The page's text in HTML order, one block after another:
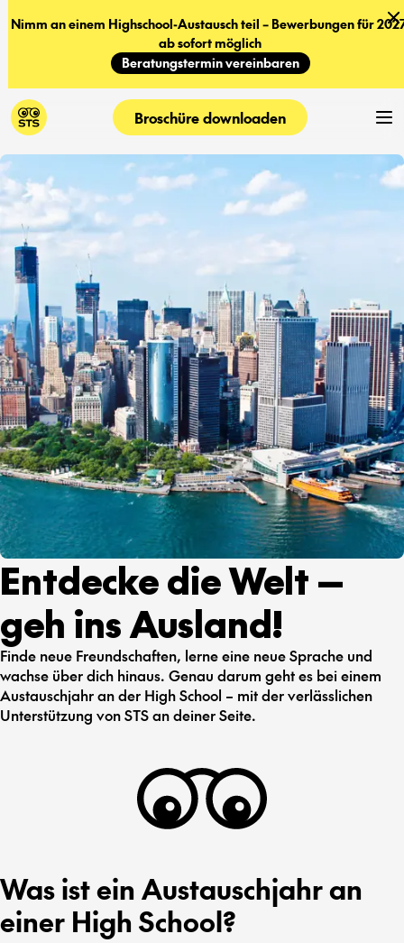
Nimm an einem Highschool-Austausch teil – Bewerbungen für
ab sofort möglich
Beratungstermin vereinbaren
Broschüre downloaden
Entdecke die Welt —
geh ins Ausland!
Finde neue Freundschaften, lerne eine neue Sprache und
wachse über dich hinaus. Genau darum geht es bei einem
Austauschjahr an der High School – mit der verlässlichen
Unterstützung von STS an deiner Seite.
Was ist ein Austauschjahr an
einer High School?